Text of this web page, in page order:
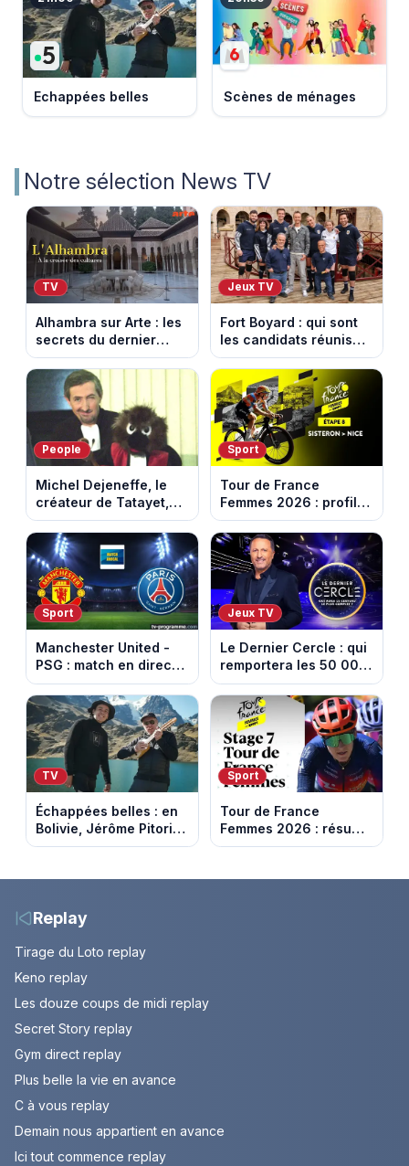
Echappées belles Scènes de ménages
Notre sélection News TV
TV
Alhambra sur Arte : les
secrets du dernier
sultanat musulman
d’Espagne
Jeux TV
Fort Boyard : qui sont
les candidats réunis
par Cyril Féraud ce
samedi 8 août 2026 ?
People
Michel Dejeneffe, le
créateur de Tatayet,
est mort à 77 ans
Sport
Tour de France
Femmes 2026 : profil
et horaires de la 8e
étape entre Sisteron et
Nice
Sport
Manchester United -
PSG : match en direct
sur beIN Sports 1 à
17h00
Jeux TV
Le Dernier Cercle : qui
remportera les 50 000
euros face aux
personnalités ?
TV
Échappées belles : en
Bolivie, Jérôme Pitorin
découvre un pays où
mérite
Sport
Tour de France
Femmes 2026 : résumé
vidéo de la 7e étape
Mont Ventoux
Replay
Tirage du Loto replay
Keno replay
Les douze coups de midi replay
Secret Story replay
Gym direct replay
Plus belle la vie en avance
C à vous replay
Demain nous appartient en avance
Ici tout commence replay